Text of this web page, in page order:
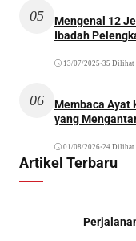
05
Mengenal 12
Ibadah
13/07/2025 •35 Dilihat
06
Membaca Ayat
yang
01/08/2026•24 Dilihat
Artikel Terbaru